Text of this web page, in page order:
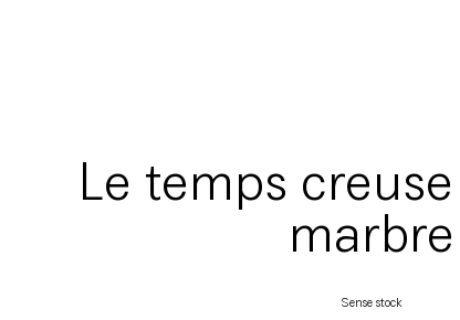
Le temps
marbre
Sense stock